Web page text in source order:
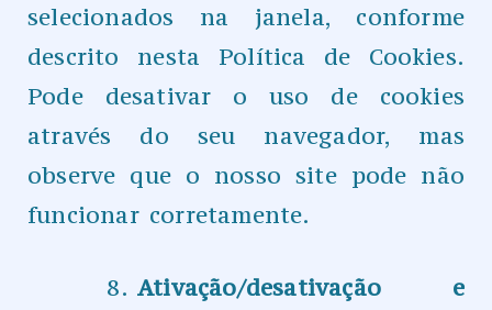
selecionados na janela, conforme
descrito nesta Política de Cookies.
Pode desativar o uso de cookies
através do seu navegador, mas
observe que o nosso site pode não
funcionar corretamente.
Ativação/desativação e